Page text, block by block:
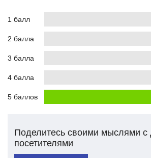
1 балл
2 балла
3 балла
4 балла
5 баллов
Поделитесь своими мыслями с
посетителями